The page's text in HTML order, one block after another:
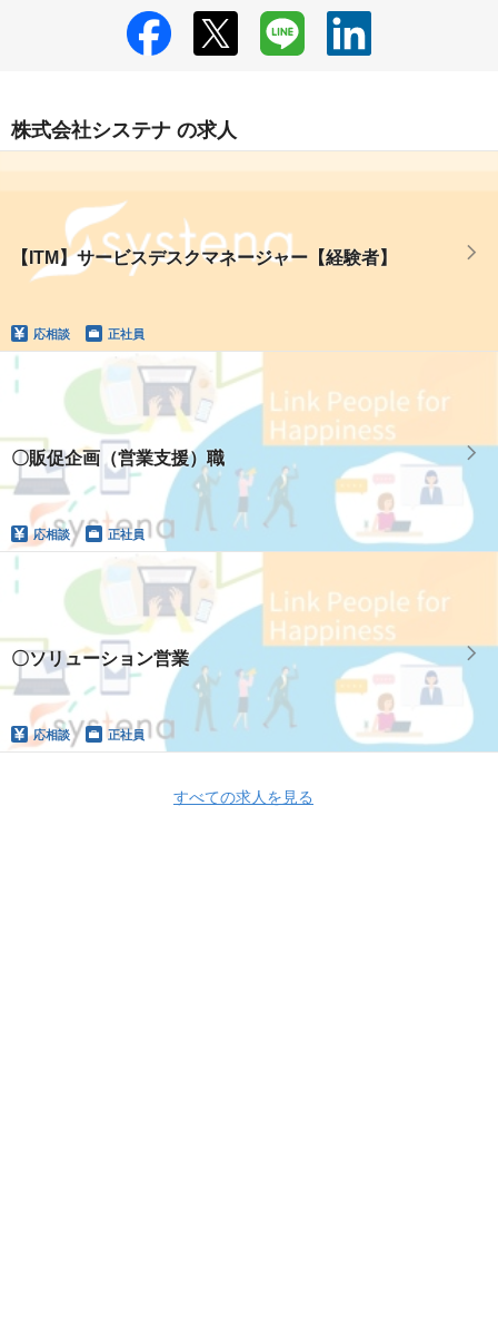
株式会社システナ の求人
【ITM】サービスデスクマネージャー【経験者】
応相談 正社員
〇販促企画（営業支援）職
応相談 正社員
〇ソリューション営業
応相談 正社員
すべての求人を見る